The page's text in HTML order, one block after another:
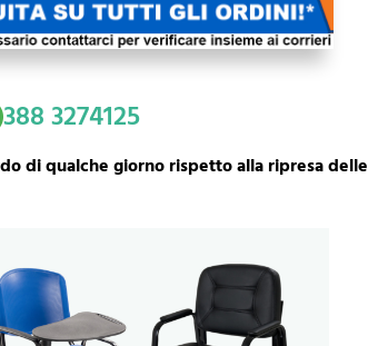
388 3274125
di qualche giorno rispetto alla ripresa delle